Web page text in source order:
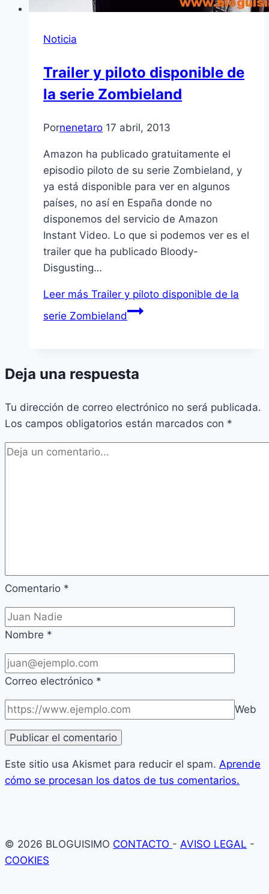
Noticia
Trailer y piloto disponible de
la serie Zombieland
Pornenetaro 17 abril, 2013
Amazon ha publicado gratuitamente el
episodio piloto de su serie Zombieland, y
ya está disponible para ver en algunos
paí­ses, no así­ en España donde no
disponemos del servicio de Amazon
Instant Video. Lo que si podemos ver es el
trailer que ha publicado Bloody-
Disgusting…
Leer más Trailer y piloto disponible de la
serie Zombieland
Deja una respuesta
Tu dirección de correo electrónico no será publicada.
Los campos obligatorios están marcados con *
Comentario *
Nombre *
Correo electrónico *
Web
Este sitio usa Akismet para reducir el spam. Aprende
cómo se procesan los datos de tus comentarios.
© 2026 BLOGUISIMO CONTACTO - AVISO LEGAL -
COOKIES